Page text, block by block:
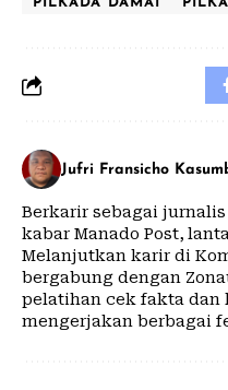
PILKADA DAMAI
Jufri Fransicho
Berkarir sebagai
kabar Manado Post,
Melanjutkan karir di
bergabung dengan
pelatihan cek fakta dan
mengerjakan berbagai